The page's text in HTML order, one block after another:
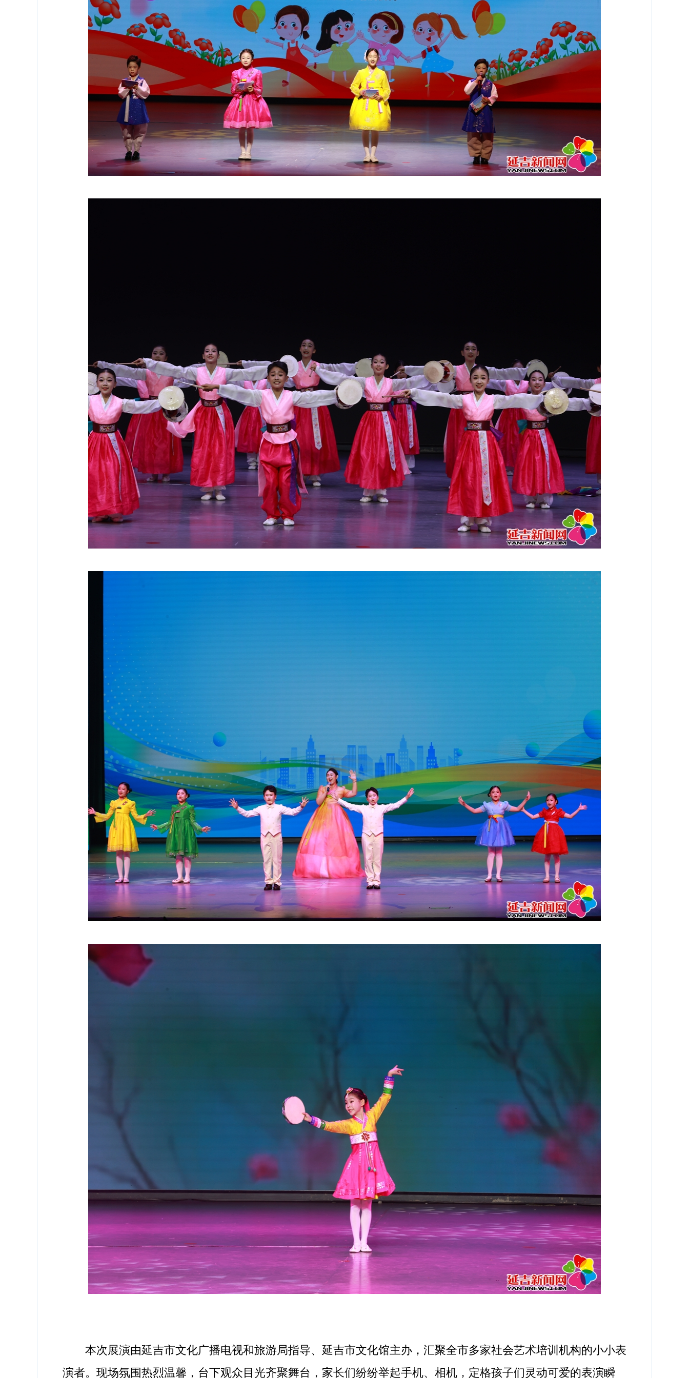
本次展演由延吉市文化广播电视和旅游局指导、延吉市文化馆主办，汇聚全市多家社会艺术培训机构的小小表
演者。现场氛围热烈温馨，台下观众目光齐聚舞台，家长们纷纷举起手机、相机，定格孩子们灵动可爱的表演瞬